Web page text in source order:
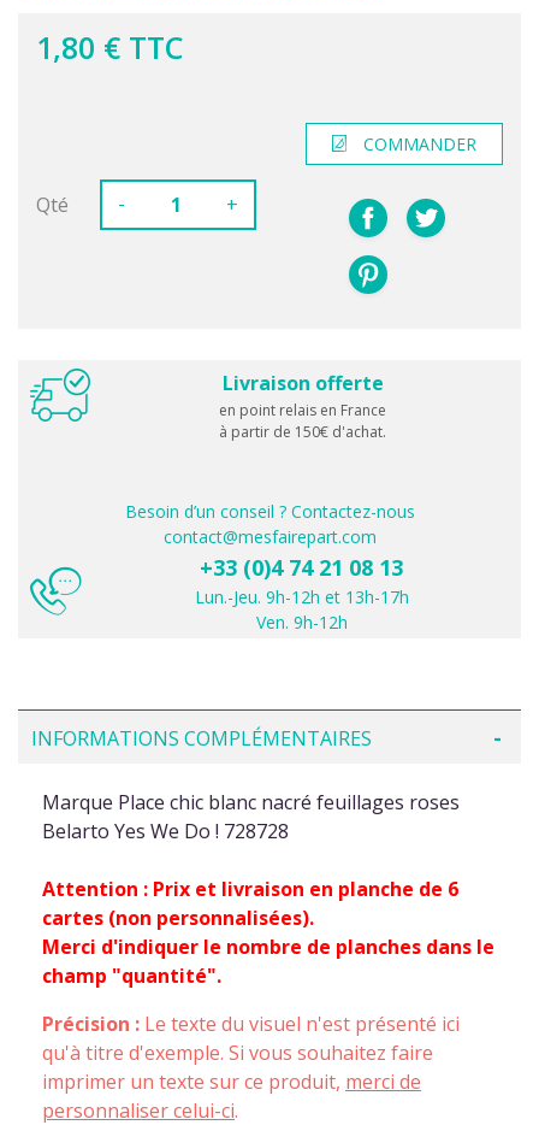
1,80 € TTC
Qté - +
COMMANDER
Livraison offerte
en point relais en France
à partir de 150€ d'achat.
Besoin d’un conseil ? Contactez-nous
contact@mesfairepart.com
+33 (0)4 74 21 08 13
Lun.-Jeu. 9h-12h et 13h-17h
Ven. 9h-12h
INFORMATIONS COMPLÉMENTAIRES
Marque Place chic blanc nacré feuillages roses
Belarto Yes We Do ! 728728
Attention : Prix et livraison en planche de 6
cartes (non personnalisées).
Merci d'indiquer le nombre de planches dans le
champ "quantité".
Précision : Le texte du visuel n'est présenté ici
qu'à titre d'exemple. Si vous souhaitez faire
imprimer un texte sur ce produit, merci de
personnaliser celui-ci.